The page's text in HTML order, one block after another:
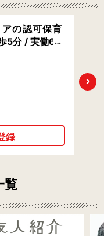
の認可保育
5分 / 実働6H
Next
覧